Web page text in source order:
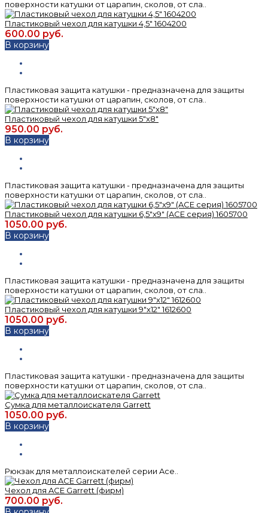
поверхности катушки от царапин, сколов, от сла..
Пластиковый чехол для катушки 4,5" 1604200
600.00 руб.
В корзину
Пластиковая защита катушки - предназначена для защиты
поверхности катушки от царапин, сколов, от сла..
Пластиковый чехол для катушки 5"x8"
950.00 руб.
В корзину
Пластиковая защита катушки - предназначена для защиты
поверхности катушки от царапин, сколов, от сла..
Пластиковый чехол для катушки 6,5"x9" (ACE серия) 1605700
1050.00 руб.
В корзину
Пластиковая защита катушки - предназначена для защиты
поверхности катушки от царапин, сколов, от сла..
Пластиковый чехол для катушки 9"х12" 1612600
1050.00 руб.
В корзину
Пластиковая защита катушки - предназначена для защиты
поверхности катушки от царапин, сколов, от сла..
Сумка для металлоискателя Garrett
1050.00 руб.
В корзину
Рюкзак для металлоискателей серии Ace..
Чехол для ACE Garrett (фирм)
700.00 руб.